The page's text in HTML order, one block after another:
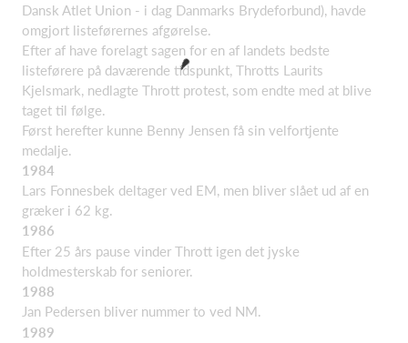
Dansk Atlet Union - i dag Danmarks Brydeforbund), havde
omgjort listeførernes afgørelse.
Efter af have forelagt sagen for en af landets bedste
listeførere på daværende tidspunkt, Throtts Laurits
Kjelsmark, nedlagte Thrott protest, som endte med at blive
taget til følge.
Først herefter kunne Benny Jensen få sin velfortjente
medalje.
1984
Lars Fonnesbek deltager ved EM, men bliver slået ud af en
græker i 62 kg.
1986
Efter 25 års pause vinder Thrott igen det jyske
holdmesterskab for seniorer.
1988
Jan Pedersen bliver nummer to ved NM.
1989